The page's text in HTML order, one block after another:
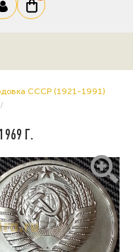
СССР (1921-1991)
Г.